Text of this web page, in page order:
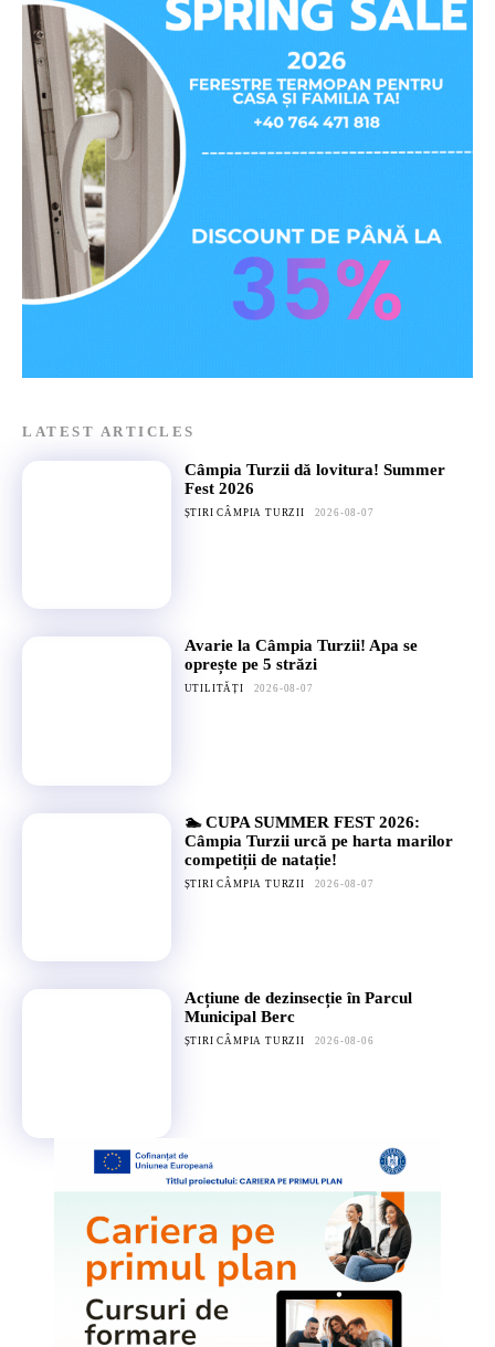
LATEST ARTICLES
Câmpia Turzii dă lovitura! Summer
Fest 2026
ȘTIRI CÂMPIA TURZII 2026-08-07
Avarie la Câmpia Turzii! Apa se
oprește pe 5 străzi
UTILITĂȚI 2026-08-07
🏊 CUPA SUMMER FEST 2026:
Câmpia Turzii urcă pe harta marilor
competiții de natație!
ȘTIRI CÂMPIA TURZII 2026-08-07
Acțiune de dezinsecție în Parcul
Municipal Berc
ȘTIRI CÂMPIA TURZII 2026-08-06